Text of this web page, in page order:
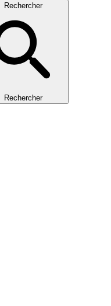
Rechercher
Rechercher